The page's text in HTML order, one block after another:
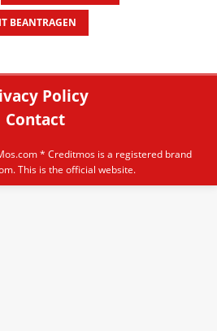
BEANTRAGEN
Policy
Contact
* Creditmos is a registered brand
This is the official website.